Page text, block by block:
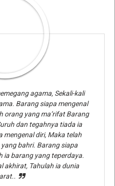
agama, Sekali-kali
Barang siapa mengenal
orang yang ma’rifat Barang
dan tegahnya tiada ia
mengenal diri, Maka telah
bahri. Barang siapa
ia barang yang teperdaya.
akhirat, Tahulah ia dunia